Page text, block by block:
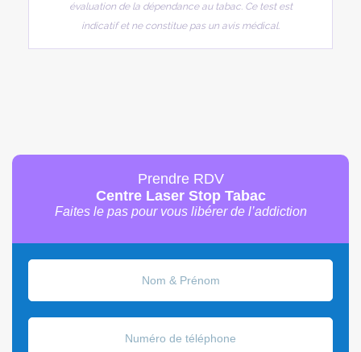
évaluation de la dépendance au tabac. Ce test est
indicatif et ne constitue pas un avis médical.
Prendre RDV
Centre Laser Stop Tabac
Faites le pas pour vous libérer de l’addiction